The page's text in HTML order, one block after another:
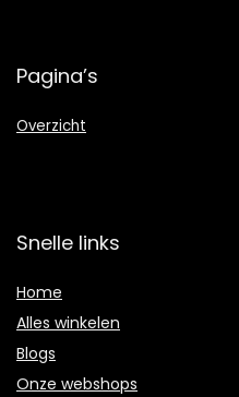
Pagina’s
Overzicht
Snelle links
Home
Alles winkelen
Blogs
Onze webshops